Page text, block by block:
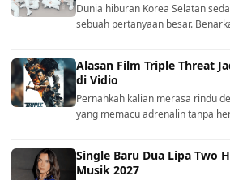
Dunia hiburan Korea Selatan
sebuah pertanyaan besar.
Alasan Film Triple Threat
di Vidio
Pernahkah kalian merasa rindu
yang memacu adrenalin tanpa
Single Baru Dua Lipa Two
Musik 2027